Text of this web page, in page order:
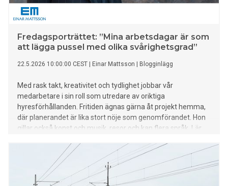
Fredagsporträttet: ”Mina arbetsdagar är som
att lägga pussel med olika svårighetsgrad”
22.5.2026 10:00:00 CEST Einar Mattsson Blogginlägg
Med rask takt, kreativitet och tydlighet jobbar vår
medarbetare i sin roll som utredare av oriktiga
hyresförhållanden. Fritiden ägnas gärna åt projekt hemma,
där planerandet är lika stort nöje som genomförandet. Hon
gillar också konst och musik, resor och kan flera språk. Lär